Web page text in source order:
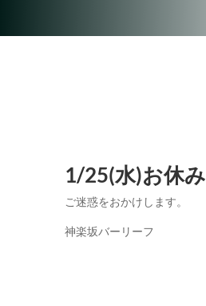
1/25(水)お休み
ご迷惑をおかけします。
神楽坂バーリーフ